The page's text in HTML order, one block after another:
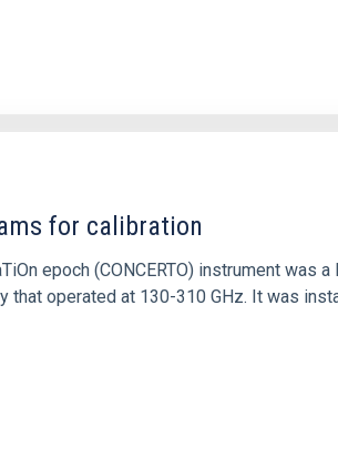
for calibration
epoch (CONCERTO) instrument
operated at 130-310 GHz. It was